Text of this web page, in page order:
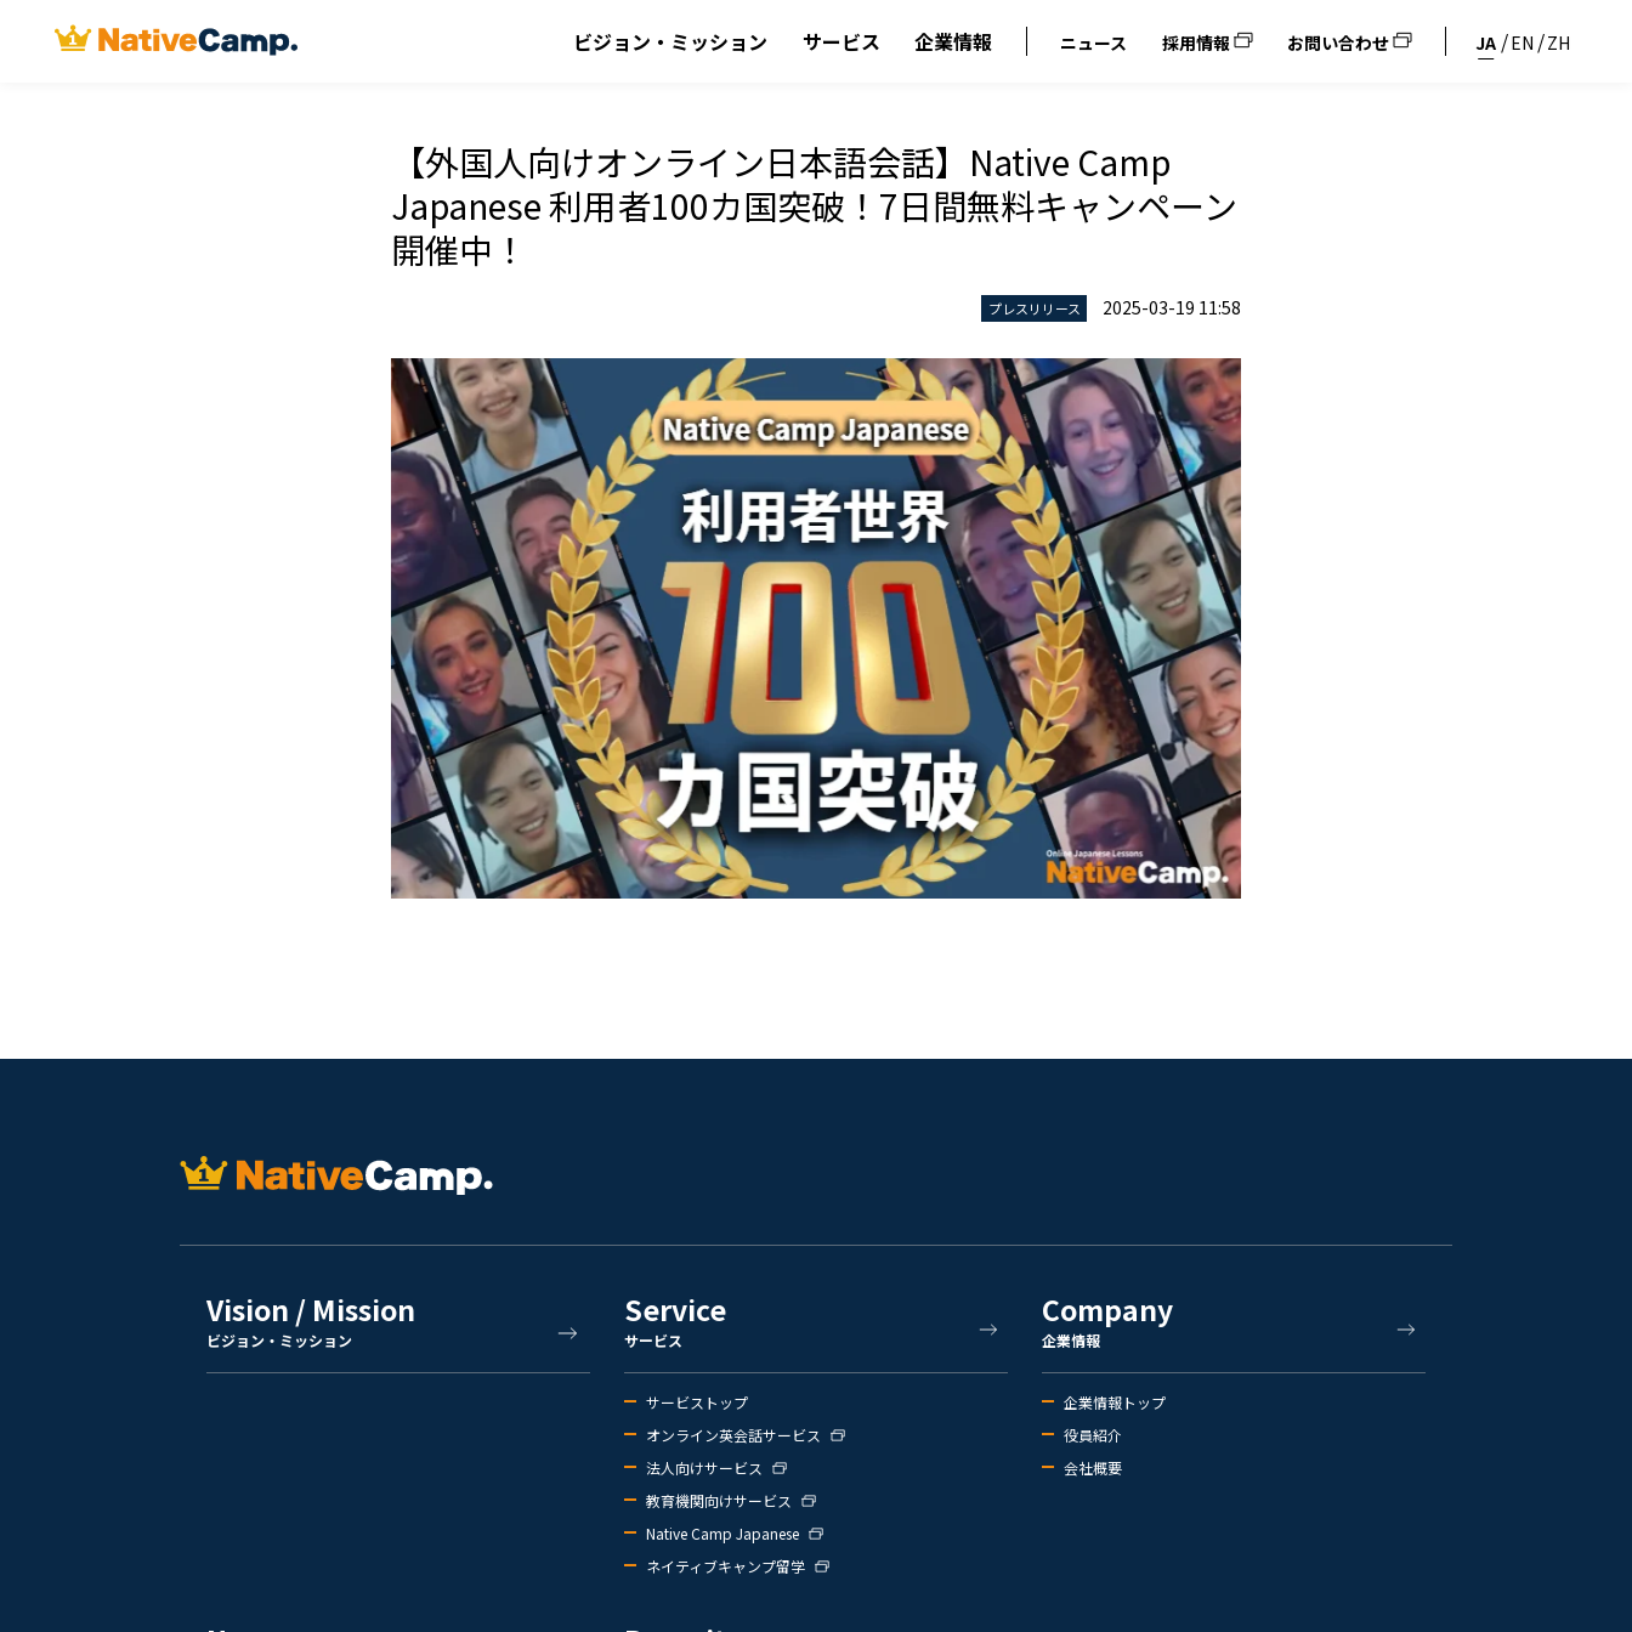
ビジョン・ミッション サービス 企業情報 ニュース 採用情報 お問い合わせ JA EN ZH
【外国人向けオンライン日本語会話】Native Camp
Japanese 利用者100カ国突破！7日間無料キャンペーン
開催中！
プレスリリース 2025-03-19 11:58
Vision / Mission
ビジョン・ミッション
Service
サービス
サービストップ
オンライン英会話サービス
法人向けサービス
教育機関向けサービス
Native Camp Japanese
ネイティブキャンプ留学
Company
企業情報
企業情報トップ
役員紹介
会社概要